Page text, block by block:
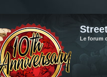
Le forum